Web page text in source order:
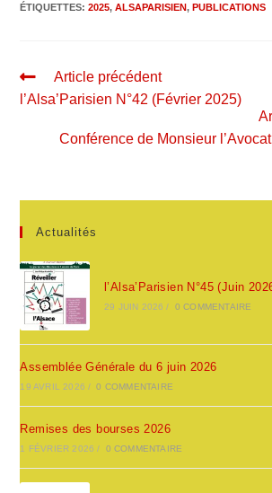
ÉTIQUETTES:2025, ALSAPARISIEN, PUBLICATIONS
Article précédent
l’Alsa’Parisien N°42 (Février 2025)
Conférence de Monsieur
Actualités
l’Alsa’Parisien N°45 (Juin
29 JUIN 2026 / 0 COMMENTAIRE
Assemblée Générale du 6 juin 2026
19 AVRIL 2026 / 0 COMMENTAIRE
Remises des bourses 2026
1 FÉVRIER 2026 / 0 COMMENTAIRE